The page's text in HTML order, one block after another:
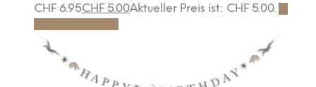
CHF 6.95CHF 5.00Aktueller Preis ist: CHF 5.00.